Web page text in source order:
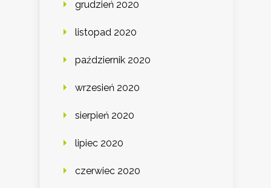
grudzień 2020
listopad 2020
październik 2020
wrzesień 2020
sierpień 2020
lipiec 2020
czerwiec 2020